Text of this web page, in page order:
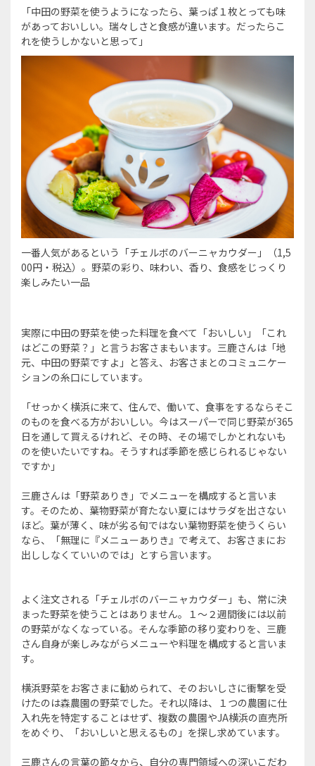
「中田の野菜を使うようになったら、葉っぱ１枚とっても味
があっておいしい。瑞々しさと食感が違います。だったらこ
れを使うしかないと思って」
一番人気があるという「チェルボのバーニャカウダー」（1,5
00円・税込）。野菜の彩り、味わい、香り、食感をじっくり
楽しみたい一品
実際に中田の野菜を使った料理を食べて「おいしい」「これ
はどこの野菜？」と言うお客さまもいます。三鹿さんは「地
元、中田の野菜ですよ」と答え、お客さまとのコミュニケー
ションの糸口にしています。
「せっかく横浜に来て、住んで、働いて、食事をするならそこ
のものを食べる方がおいしい。今はスーパーで同じ野菜が365
日を通して買えるけれど、その時、その場でしかとれないも
のを使いたいですね。そうすれば季節を感じられるじゃない
ですか」
三鹿さんは「野菜ありき」でメニューを構成すると言いま
す。そのため、葉物野菜が育たない夏にはサラダを出さない
ほど。葉が薄く、味が劣る旬ではない葉物野菜を使うくらい
なら、「無理に『メニューありき』で考えて、お客さまにお
出ししなくていいのでは」とすら言います。
よく注文される「チェルボのバーニャカウダー」も、常に決
まった野菜を使うことはありません。１〜２週間後には以前
の野菜がなくなっている。そんな季節の移り変わりを、三鹿
さん自身が楽しみながらメニューや料理を構成すると言いま
す。
横浜野菜をお客さまに勧められて、そのおいしさに衝撃を受
けたのは森農園の野菜でした。それ以降は、１つの農園に仕
入れ先を特定することはせず、複数の農園やJA横浜の直売所
をめぐり、「おいしいと思えるもの」を探し求めています。
三鹿さんの言葉の節々から、自分の専門領域への深いこだわ